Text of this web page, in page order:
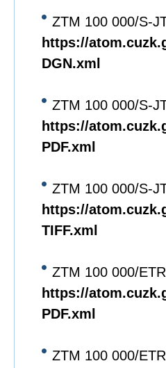
ZTM 100 000/S-
https://
DGN.xml
ZTM 100 000/S-
https://
PDF.xml
ZTM 100 000/S-
https://
TIFF.xml
ZTM 100 000/
https://
PDF.xml
ZTM 100 000/